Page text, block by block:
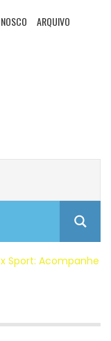
ARQUIVO
Sport: Acompanhe